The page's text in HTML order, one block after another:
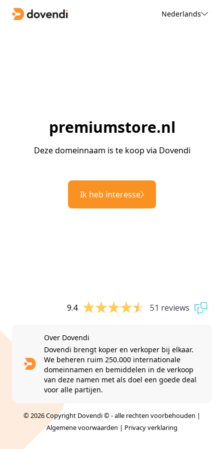
Nederlands
premiumstore.nl
Deze domeinnaam is te koop via Dovendi
Ik heb interesse
9.4 51 reviews
Over Dovendi
Dovendi brengt koper en verkoper bij elkaar.
We beheren ruim 250.000 internationale
domeinnamen en bemiddelen in de verkoop
van deze namen met als doel een goede deal
voor alle partijen.
© 2026 Copyright Dovendi © - alle rechten voorbehouden |
Algemene voorwaarden | Privacy verklaring